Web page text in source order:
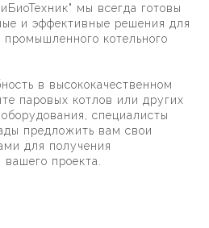
мы всегда готовы
и эффективные решения для
котельного
в высококачественном
паровых котлов или других
специалисты
предложить вам свои
для получения
проекта.